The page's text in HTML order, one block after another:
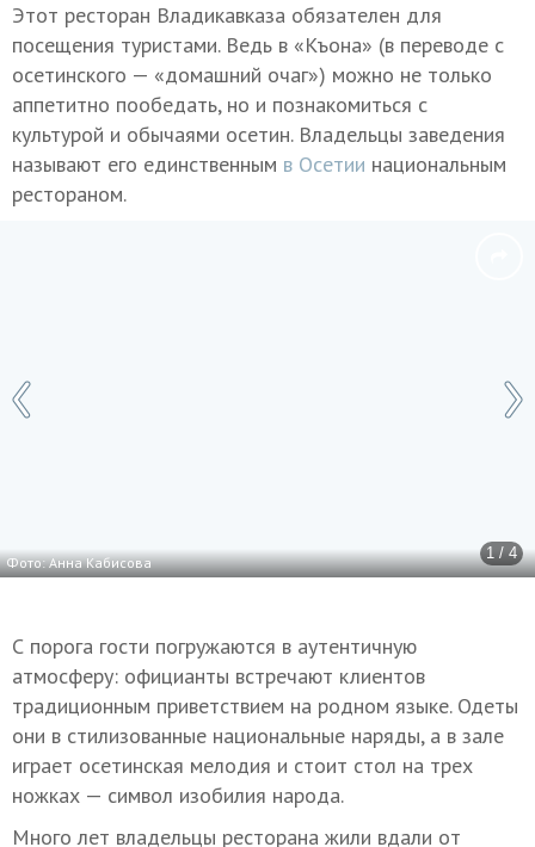
Этот ресторан Владикавказа обязателен для
посещения туристами. Ведь в «Къона» (в переводе с
осетинского — «домашний очаг») можно не только
аппетитно пообедать, но и познакомиться с
культурой и обычаями осетин. Владельцы заведения
называют его единственным в Осетии национальным
рестораном.
1 / 4
Фото: Анна Кабисова
С порога гости погружаются в аутентичную
атмосферу: официанты встречают клиентов
традиционным приветствием на родном языке. Одеты
они в стилизованные национальные наряды, а в зале
играет осетинская мелодия и стоит стол на трех
ножках — символ изобилия народа.
Много лет владельцы ресторана жили вдали от